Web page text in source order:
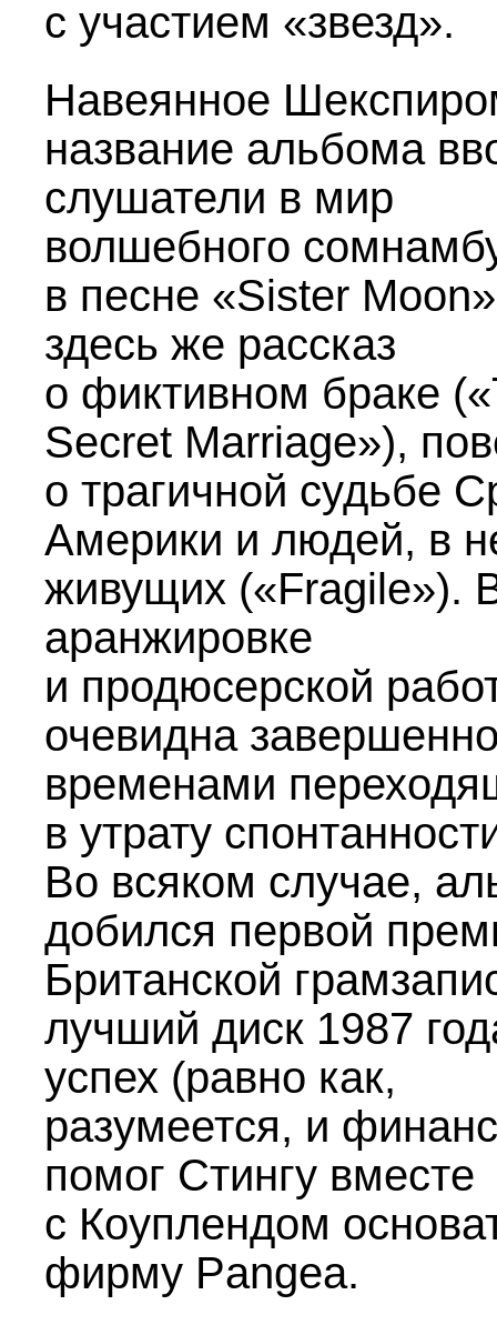
с участием «звезд».
Навеянное
название альбома
слушатели в мир
волшебного
в песне «Sister
здесь же рассказ
о фиктивном браке
Secret Marriage»),
о трагичной судьбе
Америки и людей, в
живущих («Fragile»).
аранжировке
и продюсерской
очевидна
временами
в утрату
Во всяком случае,
добился первой
Британской
лучший диск 1987
успех (равно как,
разумеется, и
помог Стингу вместе
с Коуплендом
фирму Рangea.